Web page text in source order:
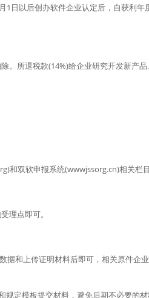
1日以后创办软件企业认定后，自获利年
。所退税款(14%)给企业研究开发新产
和双软申报系统(wwwjssorg.cn)相关栏目
理点即可。
据和上传证明材料后即可，相关原件企
定模板提交材料，避免后期不必要的